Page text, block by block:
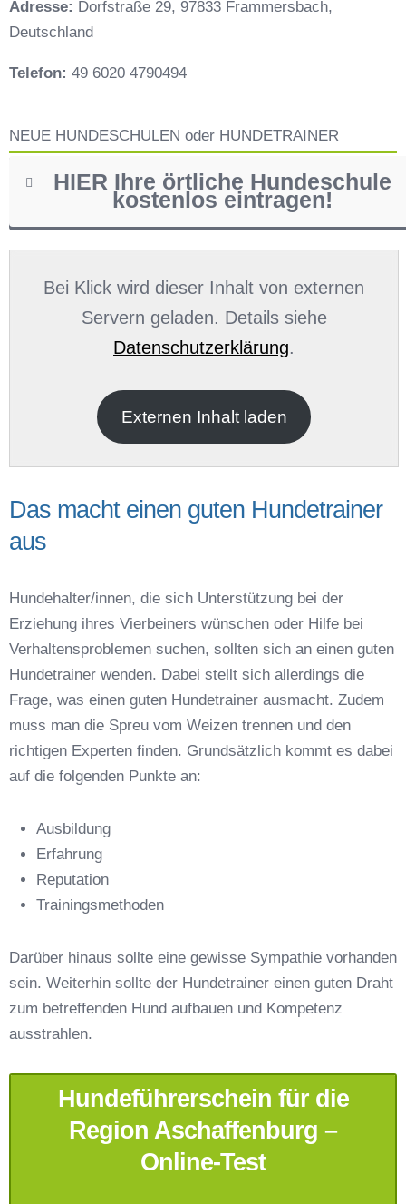
Adresse: Dorfstraße 29, 97833 Frammersbach,
Deutschland
Telefon: 49 6020 4790494
NEUE HUNDESCHULEN oder HUNDETRAINER
HIER Ihre örtliche Hundeschule
kostenlos eintragen!
Anschrift
E-Mail-Adresse
Telefonnummer*
Bei Klick wird dieser Inhalt von externen
Servern geladen. Details siehe
Datenschutzerklärung.
Externen Inhalt laden
Das macht einen guten Hundetrainer
aus
Hundehalter/innen, die sich Unterstützung bei der
Erziehung ihres Vierbeiners wünschen oder Hilfe bei
Verhaltensproblemen suchen, sollten sich an einen guten
Hundetrainer wenden. Dabei stellt sich allerdings die
Frage, was einen guten Hundetrainer ausmacht. Zudem
muss man die Spreu vom Weizen trennen und den
richtigen Experten finden. Grundsätzlich kommt es dabei
auf die folgenden Punkte an:
Ausbildung
Erfahrung
Reputation
Trainingsmethoden
Darüber hinaus sollte eine gewisse Sympathie vorhanden
sein. Weiterhin sollte der Hundetrainer einen guten Draht
zum betreffenden Hund aufbauen und Kompetenz
ausstrahlen.
Hundeführerschein für die
Region Aschaffenburg –
Online-Test